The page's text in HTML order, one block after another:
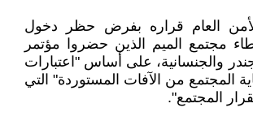
العام قراره بفرض حظر دخول
مجتمع الميم الذين حضروا مؤتمر
الجندر والجنسانية، على أساس "اعتبارات
المجتمع من الآفات المستوردة" التي
المجتمع".